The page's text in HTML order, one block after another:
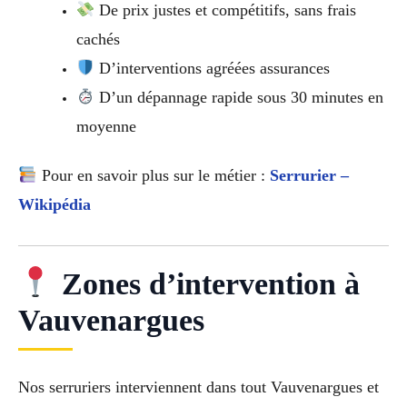
De prix justes et compétitifs, sans frais
cachés
D’interventions agréées assurances
D’un dépannage rapide sous 30 minutes en
moyenne
Pour en savoir plus sur le métier : Serrurier –
Wikipédia
Zones d’intervention à
Vauvenargues
Nos serruriers interviennent dans tout Vauvenargues et